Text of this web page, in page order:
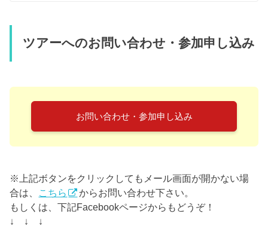
ツアーへのお問い合わせ・参加申し込み
お問い合わせ・参加申し込み
※上記ボタンをクリックしてもメール画面が開かない場
合は、 こちら
からお問い合わせ下さい。
もしくは、下記Facebookページからもどうぞ！
↓ ↓ ↓